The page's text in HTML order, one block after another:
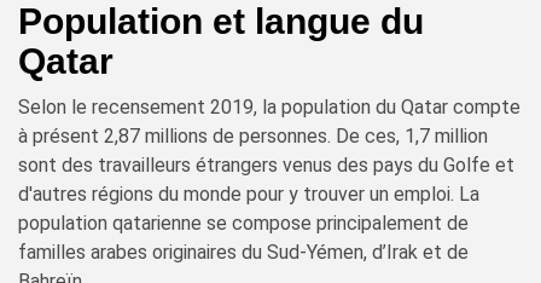
Population et langue du
Qatar
Selon le recensement 2019, la population du Qatar compte
à présent 2,87 millions de personnes. De ces, 1,7 million
sont des travailleurs étrangers venus des pays du Golfe et
d'autres régions du monde pour y trouver un emploi. La
population qatarienne se compose principalement de
familles arabes originaires du Sud-Yémen, d’Irak et de